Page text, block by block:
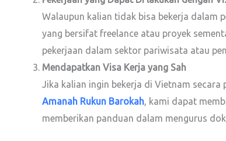
Walaupun kalian tidak bisa bekerja dalam
yang bersifat freelance atau proyek
pekerjaan dalam sektor pariwisata atau
Mendapatkan Visa Kerja yang Sah
Jika kalian ingin bekerja di Vietnam secara
Amanah Rukun Barokah, kami dapat
memberikan panduan dalam mengurus